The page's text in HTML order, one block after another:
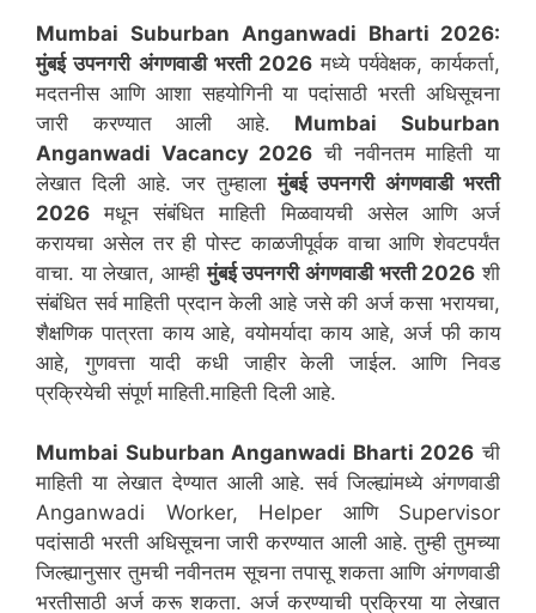
Mumbai Suburban Anganwadi Bharti 2026:
मुंबई उपनगरी अंगणवाडी भरती 2026 मध्ये पर्यवेक्षक, कार्यकर्ता,
मदतनीस आणि आशा सहयोगिनी या पदांसाठी भरती अधिसूचना
जारी करण्यात आली आहे. Mumbai Suburban
Anganwadi Vacancy 2026 ची नवीनतम माहिती या
लेखात दिली आहे. जर तुम्हालामुंबई उपनगरी अंगणवाडी भरती
2026 मधून संबंधित माहिती मिळवायची असेल आणि अर्ज
करायचा असेल तर ही पोस्ट काळजीपूर्वक वाचा आणि शेवटपर्यंत
वाचा. या लेखात, आम्हीमुंबई उपनगरीअंगणवाडी भरती 2026 शी
संबंधित सर्व माहिती प्रदान केली आहे जसे की अर्ज कसा भरायचा,
शैक्षणिक पात्रता काय आहे, वयोमर्यादा काय आहे, अर्ज फी काय
आहे, गुणवत्ता यादी कधी जाहीर केली जाईल. आणि निवड
प्रक्रियेची संपूर्ण माहिती.माहिती दिली आहे.
Mumbai Suburban Anganwadi Bharti 2026 ची
माहिती या लेखात देण्यात आली आहे. सर्व जिल्ह्यांमध्ये अंगणवाडी
Anganwadi Worker, Helper आणि Supervisor
पदांसाठी भरती अधिसूचना जारी करण्यात आली आहे. तुम्ही तुमच्या
जिल्ह्यानुसार तुमची नवीनतम सूचना तपासू शकता आणि अंगणवाडी
भरतीसाठी अर्ज करू शकता. अर्ज करण्याची प्रक्रिया या लेखात